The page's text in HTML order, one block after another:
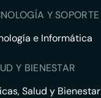
Y
e Informática
Y BIENESTAR
Salud y Bienestar